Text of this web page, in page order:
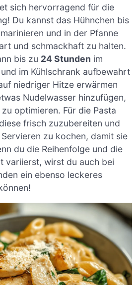
sich hervorragend für die
Du kannst das Hühnchen bis
und in der Pfanne
und schmackhaft zu halten.
bis zu 24 Stunden im
im Kühlschrank aufbewahrt
niedriger Hitze erwärmen
Nudelwasser hinzufügen,
optimieren. Für die Pasta
frisch zuzubereiten und
zu kochen, damit sie
du die Reihenfolge und die
variierst, wirst du auch bei
ein ebenso leckeres